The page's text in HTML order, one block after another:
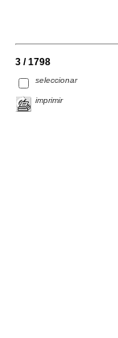
3 / 1798
seleccionar
imprimir